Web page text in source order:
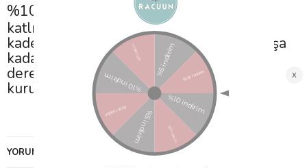
%100 organik pamuktan üretilmiştir. Çift
katlı karesiz müslinden üretilmiştir. 2
kademeli çıtçıtı vardır. Yenidoğandan 1 yaşa
kadar uyumludur. Yıkama Talimatı: 30
derecede hassas yıkama yapınız. Hassas
kurutma tavsiye edilir.
YORUMLAR